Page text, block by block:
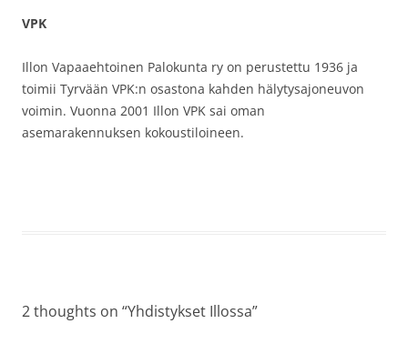
VPK
Illon Vapaaehtoinen Palokunta ry on perustettu 1936 ja
toimii Tyrvään VPK:n osastona kahden hälytysajoneuvon
voimin. Vuonna 2001 Illon VPK sai oman
asemarakennuksen kokoustiloineen.
2 thoughts on “Yhdistykset Illossa”